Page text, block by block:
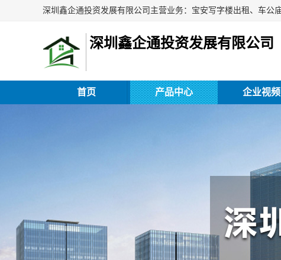
深圳鑫企通投资发展有限公司
首页 产品中心 企业视频